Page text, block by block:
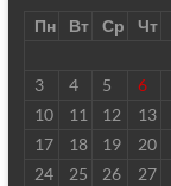
Пн
Вт Ср Чт
3
4 5 6
10
11 12 13
17
18 19 20
24
25 26 27